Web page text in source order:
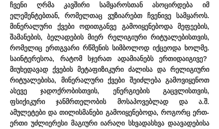
ჩვენი ღრმა კავშირი სამყაროსთან ასოცირდება იმ
ელემენტებთან, რომელთაც ვუზიარებთ ჩვენივე სამყაროს.
მინერალური ქვები ოდითგანვე გამოიყენებოდა მეფეების,
შამანების, ბელადების მიერ რელიგიური რიტუალებისთვის,
რომელიც ერთგვარი რწმენის სიმბოლოდ იქცეოდა ხოლმე.
საინტერესოა, რატომ სჯერათ ადამიანებს ერთიდაიგივე?
მიუხედავად ქვების მეტაფიზიკური ძალისა და რელიგიური
რიტუალებისა, მინერალური ქვები შეიძლება გამოვიყენოთ
ასევე ჯადოქრობისთვის, ენერგიების გაცვლისთვის,
ფსიქიკური ჯანმრთელობის მოსაპოვებლად და ა.შ.
ამულეტები და თილისმანები გამოიყენებოდა, როგორც ერთ-
ერთი უძლიერესი მაგიური იარაღი სხვადასხვა დაავადებისა